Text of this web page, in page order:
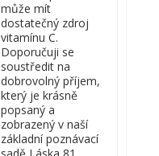
může mít
dostatečný zdroj
vitamínu C.
Doporučuji se
soustředit na
dobrovolný příjem,
který je krásně
popsaný a
zobrazený v naší
základní poznávací